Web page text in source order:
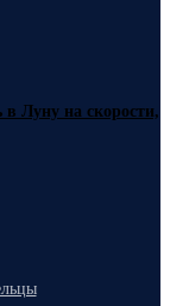
в Луну на скорости,